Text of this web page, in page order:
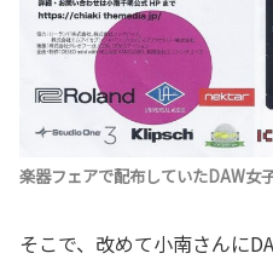
楽器フェアで配布していたDAW女
そこで、改めて小南さんに